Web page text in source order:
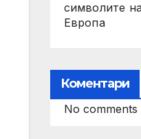
символите
Европа
Коментари
No comments